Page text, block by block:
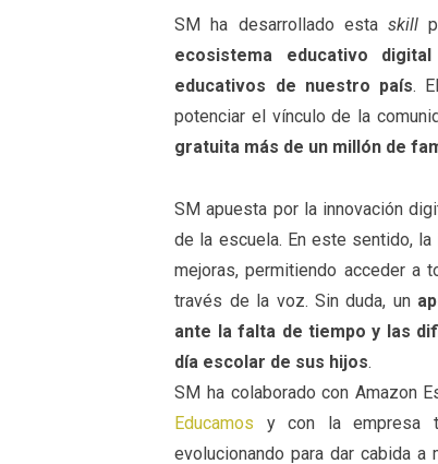
SM ha desarrollado esta skill
ecosistema educativo
educativos de nuestro país.
potenciar el vínculo de la
gratuita más de un millón de
SM apuesta por la innovación
de la escuela. En este sentido,
mejoras, permitiendo acceder a
través de la voz. Sin duda, un
ante la falta de tiempo y las
día escolar de sus hijos.
SM ha colaborado con Amazon
Educamos y con la empresa
evolucionando para dar cabida